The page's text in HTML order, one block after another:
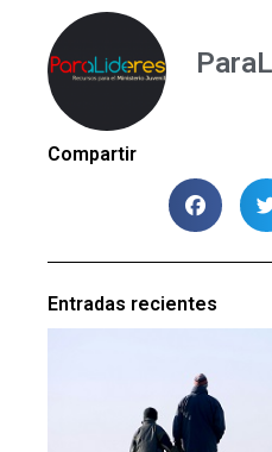
Compartir
Entradas recientes